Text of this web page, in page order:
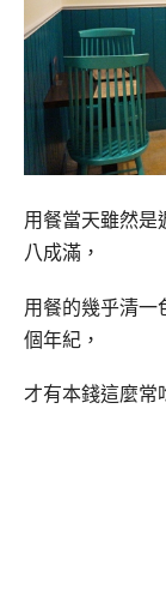
用餐當天雖然是
八成滿，
用餐的幾乎清一
個年紀，
才有本錢這麼常